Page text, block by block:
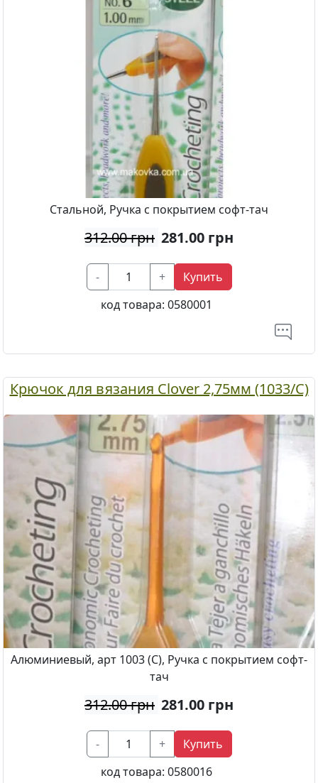
Стальной, Ручка с покрытием софт-тач
312.00 грн 281.00 грн
- +
Купить
код товара: 0580001
Крючок для вязания Clover 2,75мм (1033/С)
Алюминиевый, арт 1003 (С), Ручка с покрытием софт-
тач
312.00 грн 281.00 грн
- +
Купить
код товара: 0580016